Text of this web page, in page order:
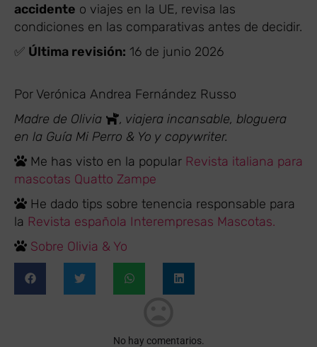
accidente o viajes en la UE, revisa las
condiciones en las comparativas antes de decidir.
✅ Última revisión: 16 de junio 2026
Por Verónica Andrea Fernández Russo
Madre de Olivia
, viajera incansable, bloguera
en la Guía Mi Perro & Yo y copywriter.
Me has visto en la popular Revista italiana para
mascotas Quatto Zampe
He dado tips sobre tenencia responsable para
la Revista española Interempresas Mascotas.
Sobre Olivia & Yo
No hay comentarios.